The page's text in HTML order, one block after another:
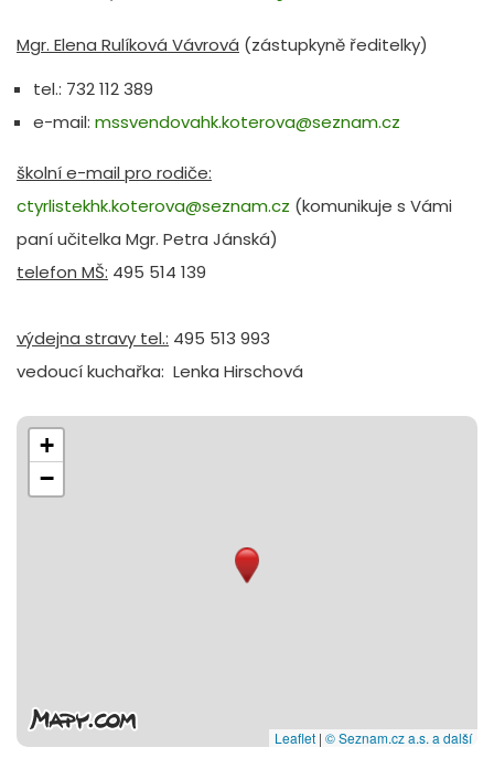
Mgr. Elena Rulíková Vávrová (zástupkyně ředitelky)
tel.: 732 112 389
e-mail: mssvendovahk.koterova@seznam.cz
školní e-mail pro rodiče:
ctyrlistekhk.koterova@seznam.cz (komunikuje s Vámi
paní učitelka Mgr. Petra Jánská)
telefon MŠ: 495 514 139
výdejna stravy tel.: 495 513 993
vedoucí kuchařka: Lenka Hirschová
+
−
Leaflet | © Seznam.cz a.s. a další